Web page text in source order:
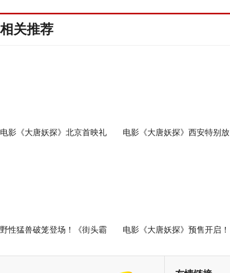
相关推荐
电影《大唐妖探》北京首映礼 电影《大唐妖探》西安特别放
野性猛兽破笼登场！《街头霸 电影《大唐妖探》预售开启！
邀你共赴探案之旅